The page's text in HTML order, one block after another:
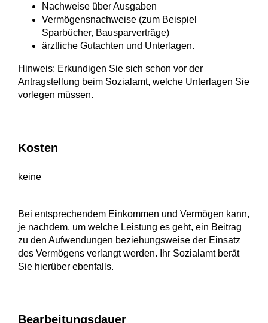
Nachweise über Ausgaben
Vermögensnachweise (zum Beispiel
Sparbücher, Bausparverträge)
ärztliche Gutachten und Unterlagen.
Hinweis: Erkundigen Sie sich schon vor der
Antragstellung beim Sozialamt, welche Unterlagen Sie
vorlegen müssen.
Kosten
keine
Bei entsprechendem Einkommen und Vermögen kann,
je nachdem, um welche Leistung es geht, ein Beitrag
zu den Aufwendungen beziehungsweise der Einsatz
des Vermögens verlangt werden. Ihr Sozialamt berät
Sie hierüber ebenfalls.
Bearbeitungsdauer